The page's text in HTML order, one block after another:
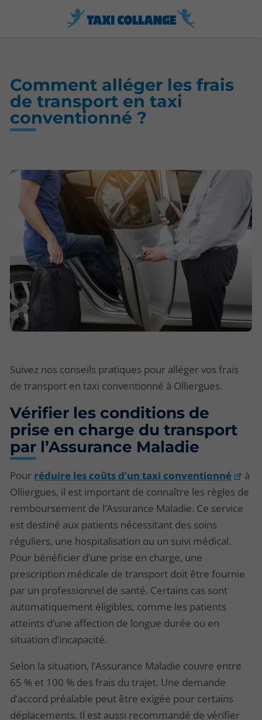
Comment alléger les frais
de transport en taxi
conventionné ?
Suivez nos conseils pratiques pour alléger vos frais
de transport en taxi conventionné à Olliergues.
Vérifier les conditions de
prise en charge du transport
par l’Assurance Maladie
Pour réduire les coûts d’un taxi conventionné
à
Olliergues, il est important de connaître les règles de
remboursement de l’Assurance Maladie. Ce service
est destiné aux patients nécessitant des soins
réguliers, une hospitalisation ou un suivi médical.
Pour bénéficier d’une prise en charge, une
prescription médicale de transport doit être fournie
par un professionnel de santé. Certains cas sont
automatiquement éligibles, comme les patients
atteints d’une affection de longue durée ou en
situation d’incapacité.
Selon la situation, l’Assurance Maladie couvre entre
65 % et 100 % des frais du trajet. Une demande
d’accord préalable peut être exigée pour certains
déplacements. Il est aussi recommandé de vérifier